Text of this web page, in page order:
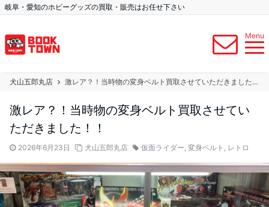
岐阜・愛知のホビーグッズの買取・販売はお任せ下さい
Menu
犬山五郎丸店 激レア？！当時物の変身ベルト買取させていただきました！！
激レア？！当時物の変身ベルト買取させてい
ただきました！！
2026年6月23日 犬山五郎丸店 仮面ライダー, 変身ベルト , レトロ